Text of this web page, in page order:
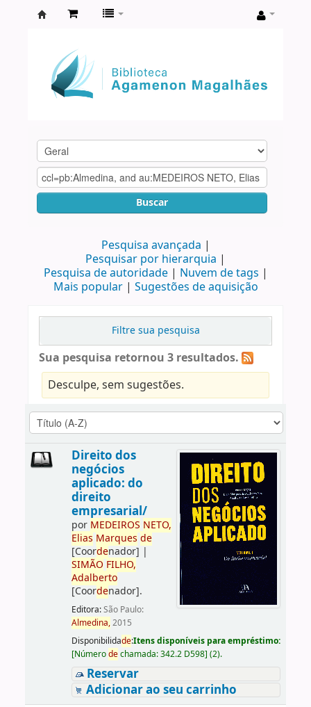
Agamenon
Magalhães
Buscar
Pesquisa avançada
Pesquisar por hierarquia
Pesquisa de autoridade
Nuvem de tags
Mais popular
Sugestões de aquisição
Filtre sua pesquisa
Sua pesquisa retornou 3 resultados.
Desculpe, sem sugestões.
Direito dos
negócios
aplicado: do
direito
empresarial/
por MEDEIROS NETO,
Elias Marques de
[Coordenador] |
SIMÃO FILHO,
Adalberto
[Coordenador].
Editora:São Paulo:
Almedina,2015
Disponibilidade:Itens disponíveis para empréstimo:
[Númerodechamada:342.2 D598] (2).
Reservar
Adicionar ao seu carrinho